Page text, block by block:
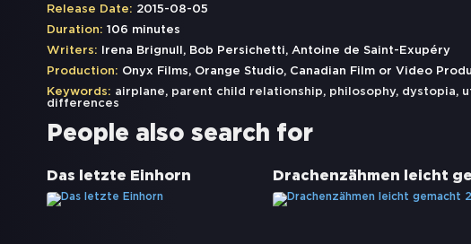
Release Date: 2015-08-05
Duration: 106 minutes
Writers: Irena Brignull, Bob Persichetti, Antoine de Saint-Exupéry
Production: Onyx Films, Orange Studio, Canadian Film or Video
Keywords: airplane, parent child relationship, philosophy, dystopia,
differences
People also search for
Das letzte Einhorn